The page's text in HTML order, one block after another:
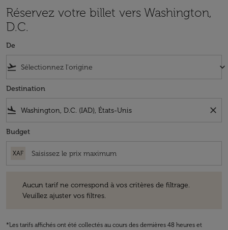
Réservez votre billet vers Washington,
D.C.
De
flight_takeoff keyboard_arrow_down
Destination
flight_land close
Budget
XAF
Aucun tarif ne correspond à vos critères de filtrage.
Veuillez ajuster vos filtres.
*Les tarifs affichés ont été collectés au cours des dernières 48 heures et